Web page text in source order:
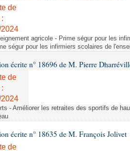
de
2024
agricole - Prime ségur pour les
ségur pour les infirmiers scolaires de
écrite n° 18696 de M. Pierre
de
2024
- Améliorer les retraites des sportifs de
écrite n° 18635 de M. François Jolivet
de